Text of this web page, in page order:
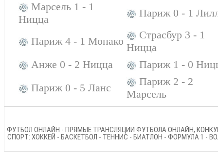
Марсель 1 - 1
Ницца
Париж 0 - 1
Париж 4 - 1 Монако
Страсбур 3 - 1
Ницца
Анже 0 - 2 Ницца
Париж 1 - 0
Париж 0 - 5 Ланс
Париж 2 - 2
Марсель
ФУТБОЛ ОНЛАЙН - ПРЯМЫЕ ТРАНСЛЯЦИИ ФУТБОЛА ОНЛАЙН,
СПОРТ: ХОККЕЙ - БАСКЕТБОЛ - ТЕННИС - БИАТЛОН - ФОРМУЛА 1 -